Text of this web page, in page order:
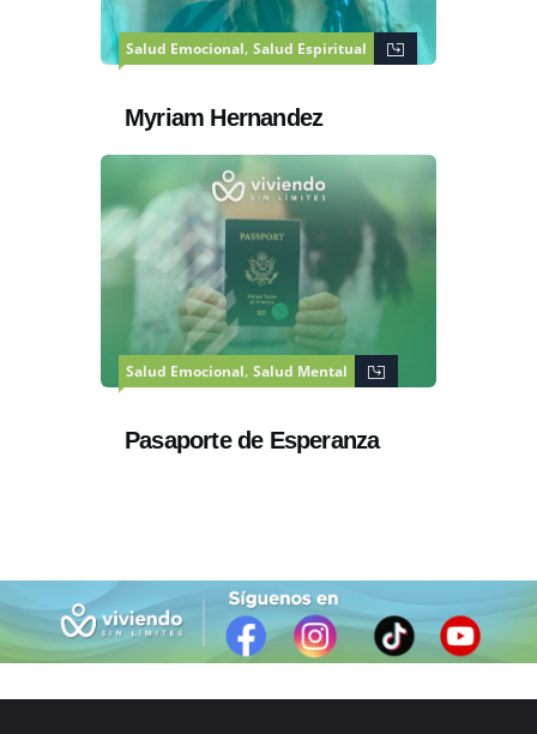
Salud Emocional, Salud Espiritual
Myriam Hernandez
Salud Emocional, Salud Mental
Pasaporte de Esperanza